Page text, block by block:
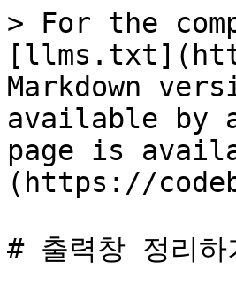
> For the
Markdown
available by
page is
(https://
# 출력창 정리하